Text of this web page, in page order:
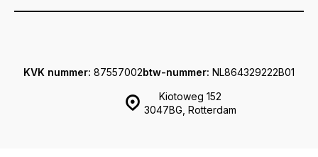
Kiotoweg 152
3047BG, Rotterdam
KVK nummer: 87557002btw-nummer: NL864329222B01